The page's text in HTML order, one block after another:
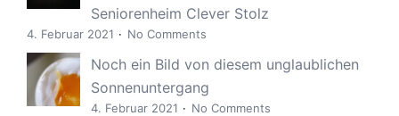
Seniorenheim Clever Stolz
4. Februar 2021 No Comments
Noch ein Bild von diesem unglaublichen
Sonnenuntergang
4. Februar 2021 No Comments